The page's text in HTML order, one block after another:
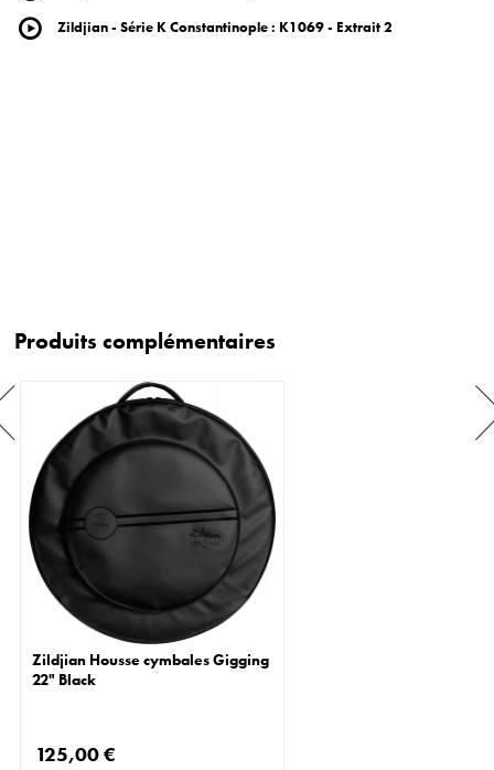
Zildjian - Série K Constantinople: K1069 - Extrait 2
Produits complémentaires
Zildjian Housse cymbales Gigging
22" Black
125,00 €